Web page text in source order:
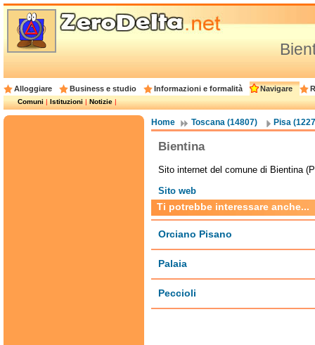
Alloggiare Business e studio Informazioni e formalità Navigare
Comuni|Istituzioni|Notizie|
Home Toscana (14807) Pisa
Bientina
Sito internet del comune di Bientina
Sito web
Ti potrebbe interessare anche...
Orciano Pisano
Palaia
Peccioli